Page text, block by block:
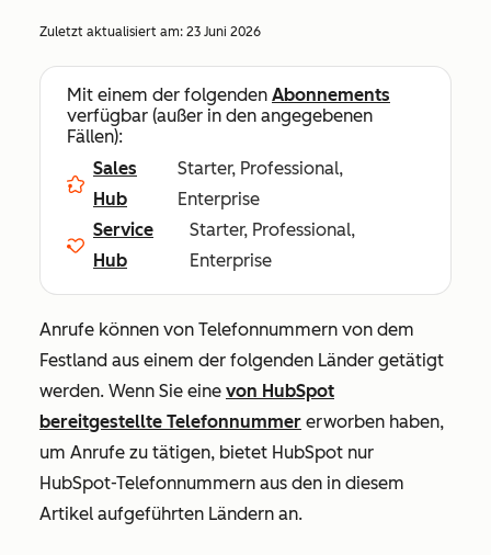
Zuletzt aktualisiert am: 23 Juni 2026
Mit einem der folgenden Abonnements
verfügbar (außer in den angegebenen
Fällen):
Sales
Hub
Starter, Professional,
Enterprise
Service
Hub
Starter, Professional,
Enterprise
Anrufe können von Telefonnummern von dem
Festland aus einem der folgenden Länder getätigt
werden. Wenn Sie eine von HubSpot
bereitgestellte Telefonnummer erworben haben,
um Anrufe zu tätigen, bietet HubSpot nur
HubSpot-Telefonnummern aus den in diesem
Artikel aufgeführten Ländern an.